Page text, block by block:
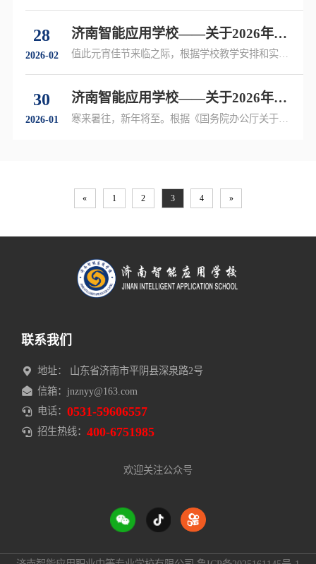
28
2026-02
济南智能应用学校——关于2026年元
宵节放假的通知
值此元宵佳节来临之际，根据学校教学安排和实际
30
2026-01
济南智能应用学校——关于2026年寒
假安排的通知
寒来暑往，新年将至。根据《国务院办公厅关于
« 1 2 3 4 »
联系我们
地址： 山东省济南市平阴县深泉路2号
信箱：jnznyy@163.com
电话： 0531-59606557
招生热线： 400-6751985
欢迎关注公众号